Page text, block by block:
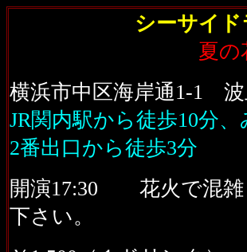
シーサイ
夏の
横浜市中区海岸通1-1
JR関内駅から徒歩10分
2番出口から徒歩3分
開演17:30 花火で混雑
下さい。